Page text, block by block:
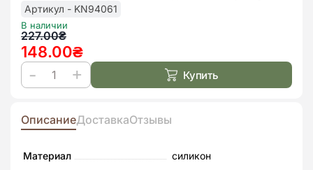
Артикул - KN94061
В наличии
227.00₴
Первоначальная
цена
составляла
227.00₴.
148.00₴
Текущая
цена:
148.00₴.
Количество
Ложка
спагетти
Купить
ОписаниеДоставкаОтзывы
Материал
силикон